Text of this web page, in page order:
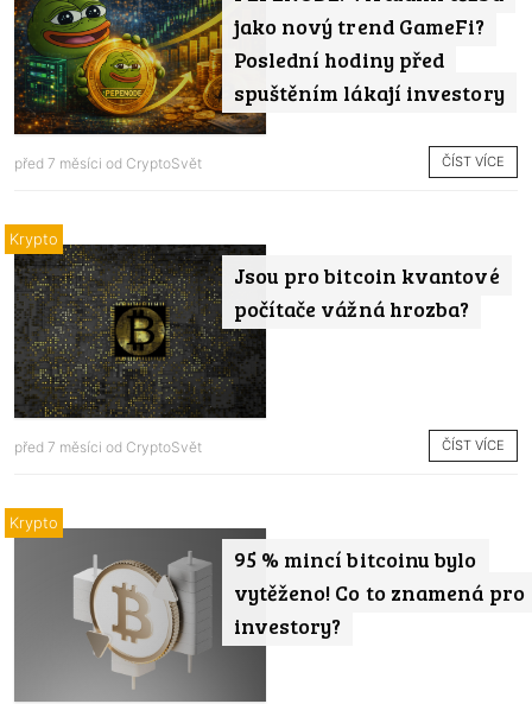
jako nový trend GameFi?
Poslední hodiny před
spuštěním lákají investory
před 7 měsíci od CryptoSvět ČÍST VÍCE
Jsou pro bitcoin kvantové
počítače vážná hrozba?
Krypto
před 7 měsíci od CryptoSvět ČÍST VÍCE
95 % mincí bitcoinu bylo
vytěženo! Co to znamená pro
investory?
Krypto